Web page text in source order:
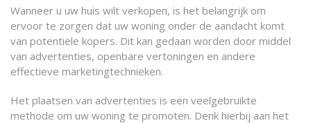
Wanneer u uw huis wilt verkopen, is het belangrijk om
ervoor te zorgen dat uw woning onder de aandacht komt
van potentiële kopers. Dit kan gedaan worden door middel
van advertenties, openbare vertoningen en andere
effectieve marketingtechnieken.
Het plaatsen van advertenties is een veelgebruikte
methode om uw woning te promoten. Denk hierbij aan het